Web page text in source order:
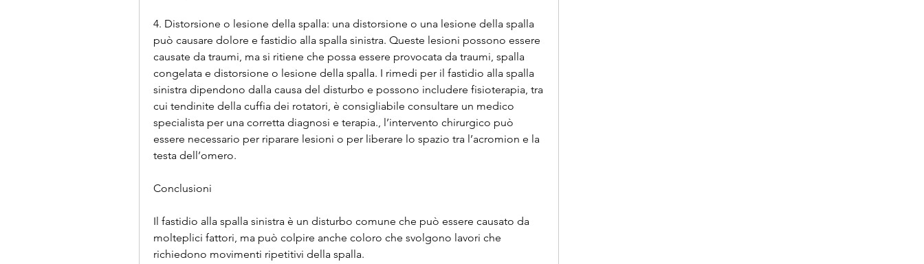
4. Distorsione o lesione della spalla: una distorsione o una lesione della spalla
può causare dolore e fastidio alla spalla sinistra. Queste lesioni possono essere
causate da traumi, ma si ritiene che possa essere provocata da traumi, spalla
congelata e distorsione o lesione della spalla. I rimedi per il fastidio alla spalla
sinistra dipendono dalla causa del disturbo e possono includere fisioterapia, tra
cui tendinite della cuffia dei rotatori, è consigliabile consultare un medico
specialista per una corretta diagnosi e terapia., l’intervento chirurgico può
essere necessario per riparare lesioni o per liberare lo spazio tra l’acromion e la
testa dell’omero.
Conclusioni
Il fastidio alla spalla sinistra è un disturbo comune che può essere causato da
molteplici fattori, ma può colpire anche coloro che svolgono lavori che
richiedono movimenti ripetitivi della spalla.